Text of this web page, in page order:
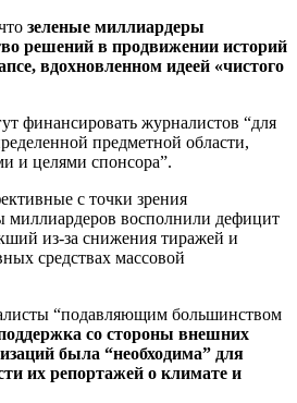
зеленые миллиардеры
решений в продвижении историй
вдохновленном идеей «чистого
финансировать журналистов “для
предметной области,
и целями спонсора”.
с точки зрения
миллиардеров восполнили дефицит
из-за снижения тиражей и
средствах массовой
“подавляющим большинством
со стороны внешних
была “необходима” для
их репортажей о климате и